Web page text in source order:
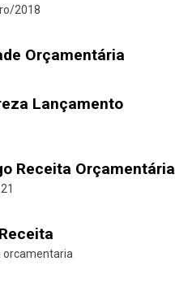
2018
Orçamentária
Lançamento
Receita Orçamentária
orcamentaria